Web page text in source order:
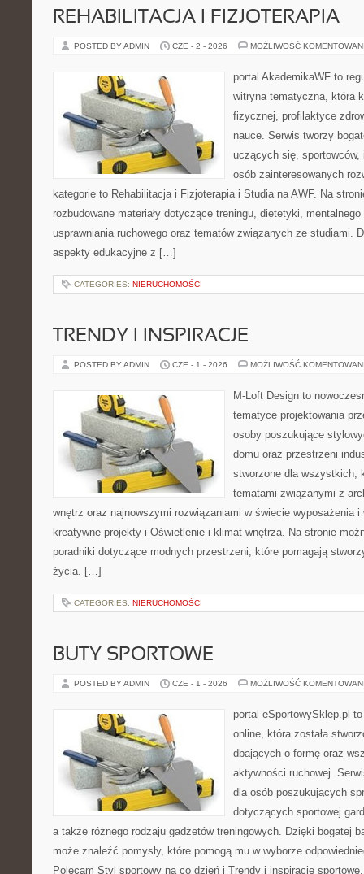
REHABILITACJA I FIZJOTERAPIA
POSTED BY ADMIN CZE - 2 - 2026 MOŻLIWOŚĆ
portal AkademikaWF to
witryna tematyczna, która
fizycznej, profilaktyce
nauce. Serwis tworzy
uczących się,
osób zainteresowanych
kategorie to Rehabilitacja i Fizjoterapia i Studia na AWF. Na
rozbudowane materiały dotyczące treningu, dietetyki,
usprawniania ruchowego oraz tematów związanych ze studiami.
aspekty edukacyjne z […]
CATEGORIES: NIERUCHOMOŚCI
TRENDY I INSPIRACJE
POSTED BY ADMIN CZE - 1 - 2026 MOŻLIWOŚĆ
M-Loft Design to
tematyce projektowania
osoby poszukujące
domu oraz przestrzeni
stworzone dla wszystkich,
tematami związanymi z
wnętrz oraz najnowszymi rozwiązaniami w świecie wyposażenia
kreatywne projekty i Oświetlenie i klimat wnętrza. Na stronie
poradniki dotyczące modnych przestrzeni, które pomagają
życia. […]
CATEGORIES: NIERUCHOMOŚCI
BUTY SPORTOWE
POSTED BY ADMIN CZE - 1 - 2026 MOŻLIWOŚĆ
portal eSportowySklep.pl
online, która została
dbających o formę oraz
aktywności ruchowej.
dla osób poszukujących
dotyczących sportowej
a także różnego rodzaju gadżetów treningowych. Dzięki bogatej
może znaleźć pomysły, które pomogą mu w wyborze
Polecam Styl sportowy na co dzień i Trendy i inspiracje